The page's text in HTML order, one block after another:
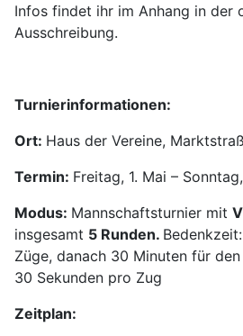
Infos findet ihr im Anhang in der
Ausschreibung.
Turnierinformationen:
Ort: Haus der Vereine,
Termin: Freitag, 1. Mai –
Modus: Mannschaftsturnier mit
insgesamt 5 Runden.
Züge, danach 30 Minuten für
30 Sekunden pro Zug
Zeitplan: